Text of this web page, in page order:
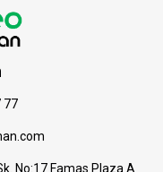
77
No:17 Famas Plaza A